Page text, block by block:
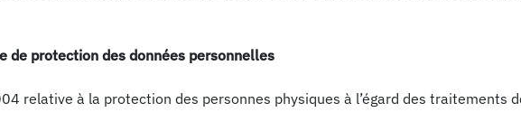
de protection des données personnelles
relative à la protection des personnes physiques à l’égard des traitements